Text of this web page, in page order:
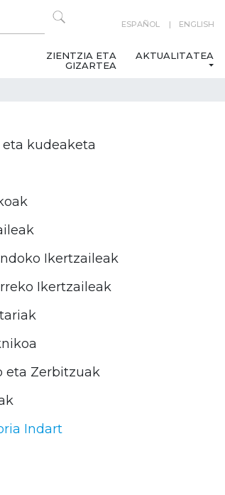
ESPAÑOL ENGLISH
ZIENTZIA ETA
GIZARTEA
AKTUALITATEA
kudeaketa
Ikertzaileak
Ikertzaileak
eta Zerbitzuak
Indart